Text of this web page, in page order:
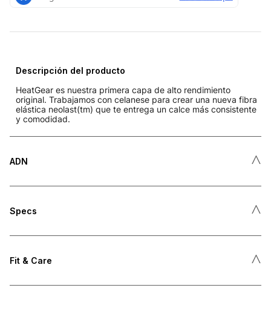
Descripción del producto
HeatGear es nuestra primera capa de alto rendimiento
original. Trabajamos con celanese para crear una nueva fibra
elástica neolast(tm) que te entrega un calce más consistente
y comodidad.
ADN ˄
Specs ˄
Fit & Care ˄